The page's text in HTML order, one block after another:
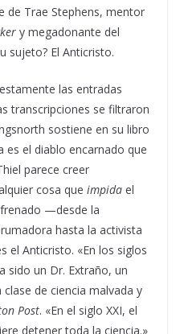
de Trae Stephens, mentor
y megadonante del
sujeto? El Anticristo.
las entradas
transcripciones se filtraron
sostiene en su libro
es el diablo encarnado que
parece creer
cosa que impida el
—desde la
hasta la activista
el Anticristo. «En los siglos
sido un Dr. Extraño, un
de ciencia malvada y
Post. «En el siglo XXI, el
detener toda la ciencia.»